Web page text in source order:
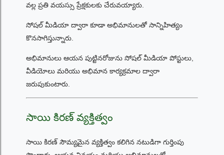
వల్ల ప్రతి వయస్సు ప్రేక్షకులకు చేరువయ్యారు.
సోషల్ మీడియా ద్వారా కూడా అభిమానులతో సాన్నిహిత్యం
కొనసాగిస్తున్నారు.
అభిమానులు ఆయన పుట్టినరోజును సోషల్ మీడియా పోస్టులు,
వీడియోలు మరియు అభిమాన కార్యక్రమాల ద్వారా
జరుపుకుంటారు.
సాయి కిరణ్ వ్యక్తిత్వం
సాయి కిరణ్ సౌమ్యమైన వ్యక్తిత్వం కలిగిన నటుడిగా గుర్తింపు